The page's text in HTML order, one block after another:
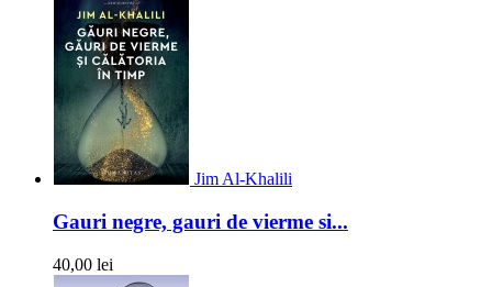
Jim Al-Khalili
Gauri negre, gauri de vierme si...
40,00 lei